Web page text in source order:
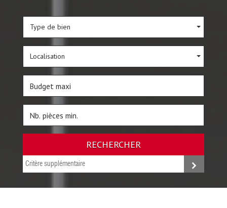
Type de bien
Localisation
RECHERCHER
Critère supplémentaire